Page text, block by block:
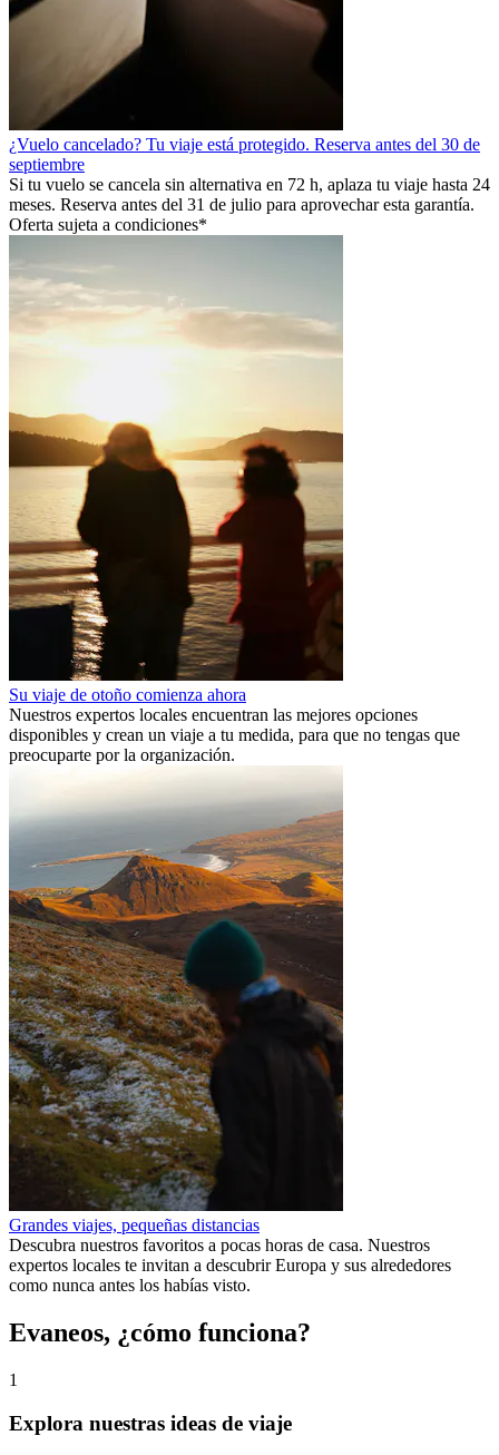
¿Vuelo cancelado? Tu viaje está protegido. Reserva antes del 30 de
septiembre
Si tu vuelo se cancela sin alternativa en 72 h, aplaza tu viaje hasta 24
meses. Reserva antes del 31 de julio para aprovechar esta garantía.
Oferta sujeta a condiciones*
Su viaje de otoño comienza ahora
Nuestros expertos locales encuentran las mejores opciones
disponibles y crean un viaje a tu medida, para que no tengas que
preocuparte por la organización.
Grandes viajes, pequeñas distancias
Descubra nuestros favoritos a pocas horas de casa. Nuestros
expertos locales te invitan a descubrir Europa y sus alrededores
como nunca antes los habías visto.
Evaneos, ¿cómo funciona?
1
Explora nuestras ideas de viaje